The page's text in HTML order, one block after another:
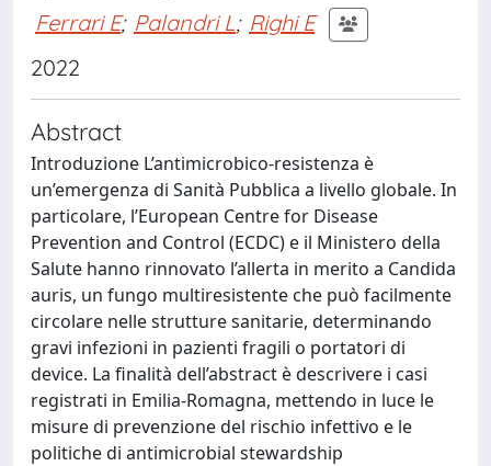
Ferrari E; Palandri L; Righi E
2022
Abstract
Introduzione L’antimicrobico-resistenza è
un’emergenza di Sanità Pubblica a livello globale. In
particolare, l’European Centre for Disease
Prevention and Control (ECDC) e il Ministero della
Salute hanno rinnovato l’allerta in merito a Candida
auris, un fungo multiresistente che può facilmente
circolare nelle strutture sanitarie, determinando
gravi infezioni in pazienti fragili o portatori di
device. La finalità dell’abstract è descrivere i casi
registrati in Emilia-Romagna, mettendo in luce le
misure di prevenzione del rischio infettivo e le
politiche di antimicrobial stewardship